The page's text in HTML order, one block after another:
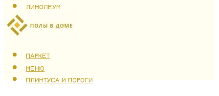
ЛИНОЛЕУМ
ТЕПЛЫЙ ПОЛ
ПАРКЕТ
ПЛИНТУСА И ПОРОГИ
МЕНЮ